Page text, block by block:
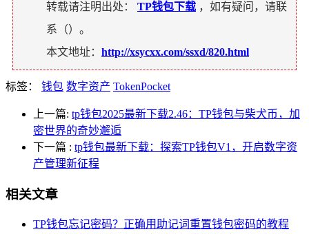
转载请注明出处： TP钱包下载 ，如有疑问，请联
系（）。
本文地址： http://xsycxx.com/ssxd/820.html
标签： 钱包 数字资产 TokenPocket
上一篇: tp钱包2025最新下载2.46：TP钱包与柴犬币，加
密世界的奇妙邂逅
下一篇 : tp钱包最新下载：探索TP钱包V1，开启数字资
产管理新征程
相关文章
TP钱包忘记密码？正确用助记词重置钱包密码的教程